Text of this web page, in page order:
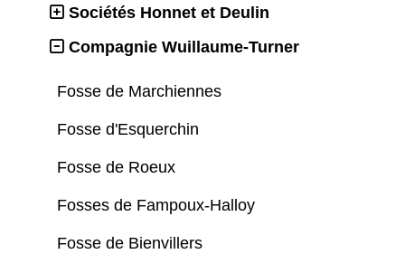
Sociétés Honnet et Deulin
Compagnie Wuillaume-Turner
Fosse de Marchiennes
Fosse d'Esquerchin
Fosse de Roeux
Fosses de Fampoux-Halloy
Fosse de Bienvillers